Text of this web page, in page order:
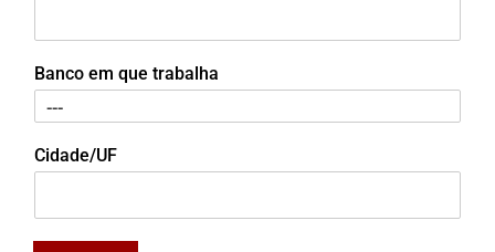
Banco em que trabalha
Cidade/UF